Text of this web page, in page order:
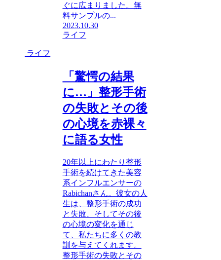
ぐに広まりました。無
料サンプルの...
2023.10.30
ライフ
ライフ
「驚愕の結果
に…」整形手術
の失敗とその後
の心境を赤裸々
に語る女性
20年以上にわたり整形
手術を続けてきた美容
系インフルエンサーの
Rabichanさん。彼女の人
生は、整形手術の成功
と失敗、そしてその後
の心境の変化を通じ
て、私たちに多くの教
訓を与えてくれます。
整形手術の失敗とその